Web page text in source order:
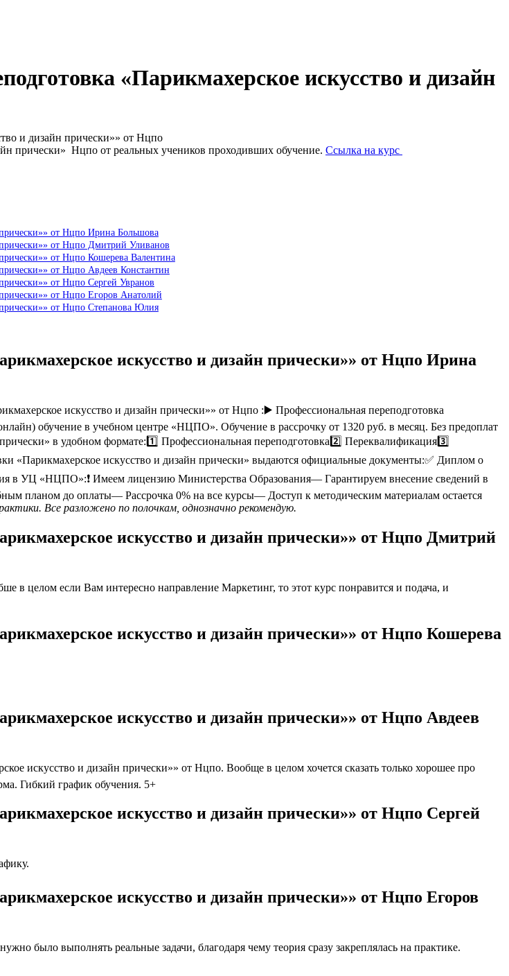
«Парикмахерское искусство и дизайн
и дизайн прически»» от Нцпо
прически» Нцпо от реальных учеников проходивших обучение. Ссылка на курс
от Нцпо Ирина Большова
от Нцпо Дмитрий Уливанов
от Нцпо Кошерева Валентина
от Нцпо Авдеев Константин
от Нцпо Сергей Увранов
от Нцпо Егоров Анатолий
от Нцпо Степанова Юлия
искусство и дизайн прически»» от Нцпо Ирина
искусство и дизайн прически»» от Нцпо :▶️ Профессиональная переподготовка
обучение в учебном центре «НЦПО». Обучение в рассрочку от 1320 руб. в месяц. Без предоплат
в удобном формате:1️⃣ Профессиональная переподготовка2️⃣ Переквалификация3️⃣
«Парикмахерское искусство и дизайн прически» выдаются официальные документы:✅ Диплом о
в УЦ «НЦПО»:❗️ Имеем лицензию Министерства Образования— Гарантируем внесение сведений в
планом до оплаты— Рассрочка 0% на все курсы— Доступ к методическим материалам остается
Все разложено по полочкам, однозначно рекомендую.
искусство и дизайн прически»» от Нцпо Дмитрий
в целом если Вам интересно направление Маркетинг, то этот курс понравится и подача, и
искусство и дизайн прически»» от Нцпо Кошерева
искусство и дизайн прически»» от Нцпо Авдеев
искусство и дизайн прически»» от Нцпо. Вообще в целом хочется сказать только хорошее про
Гибкий график обучения. 5+
искусство и дизайн прически»» от Нцпо Сергей
искусство и дизайн прически»» от Нцпо Егоров
было выполнять реальные задачи, благодаря чему теория сразу закреплялась на практике.